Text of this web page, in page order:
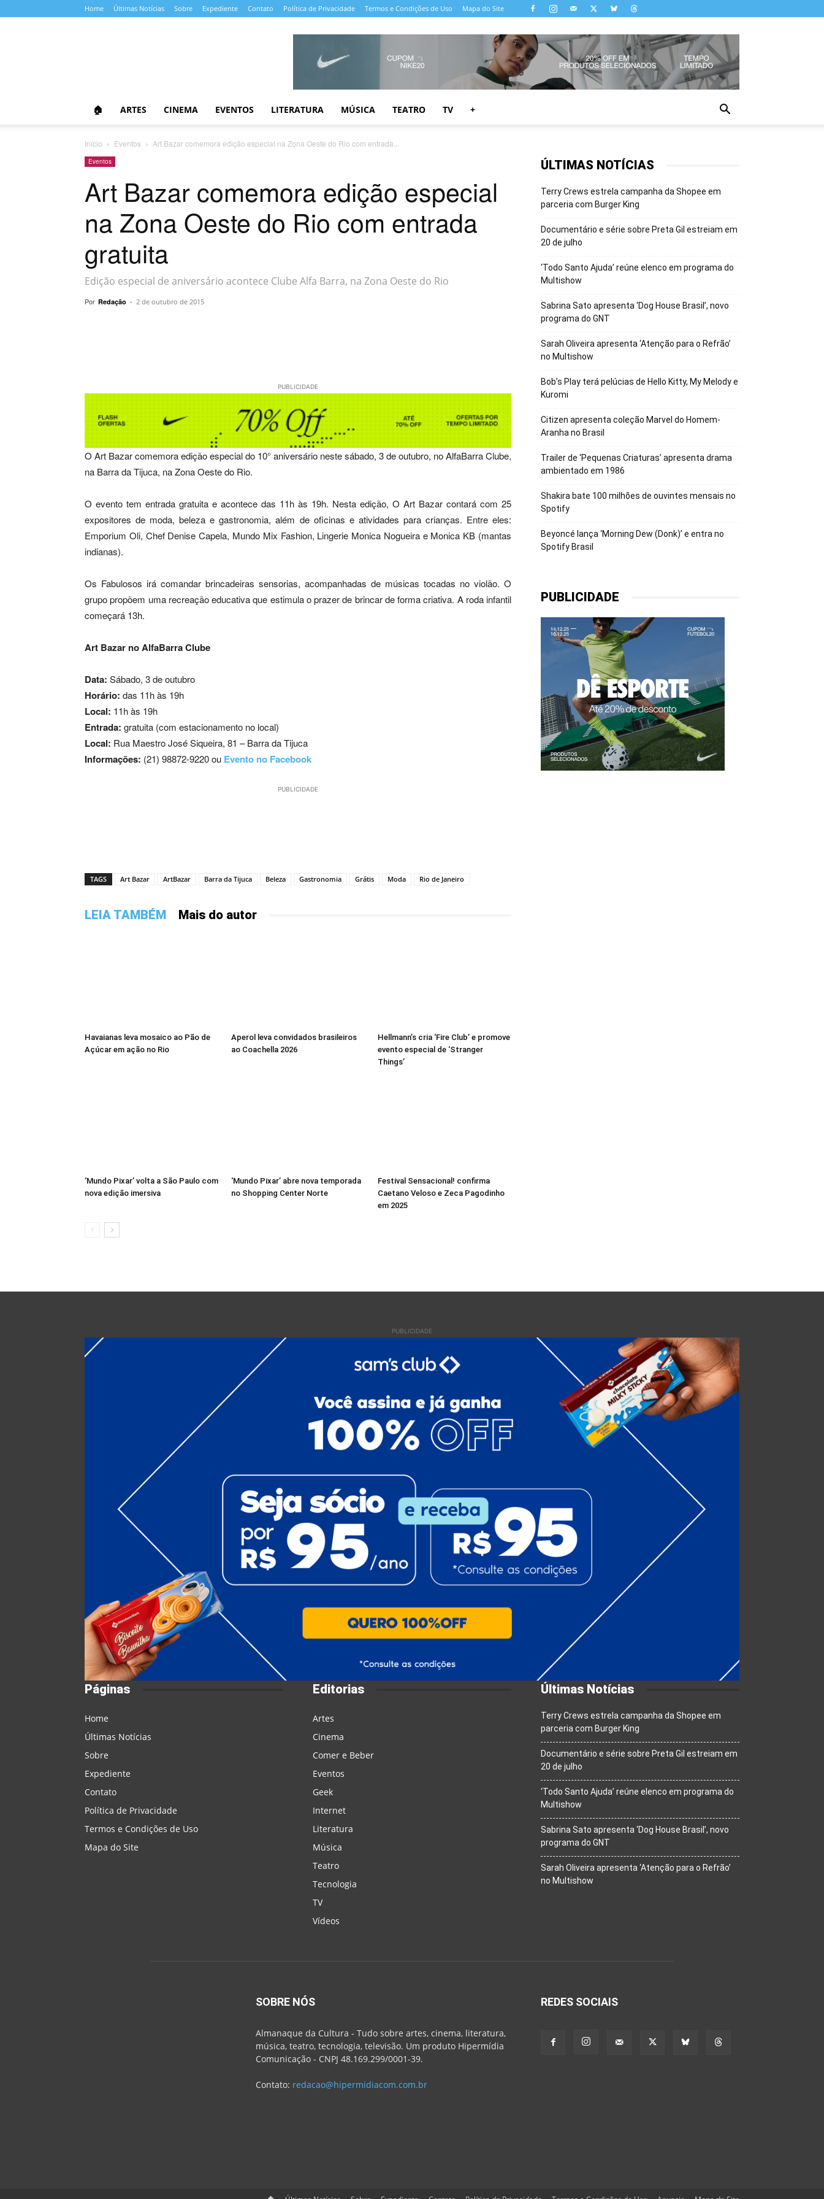
Home Últimas Notícias Sobre Expediente Contato Política de Privacidade Termos e Condições de Uso Mapa do Site
🏠 ARTES CINEMA EVENTOS LITERATURA MÚSICA TEATRO TV +
Início Eventos Art Bazar comemora edição especial na Zona Oeste do Rio com entrada...
Eventos
Art Bazar comemora edição especial
na Zona Oeste do Rio com entrada
gratuita
Edição especial de aniversário acontece Clube Alfa Barra, na Zona Oeste do Rio
Por Redação - 2 de outubro de 2015
PUBLICIDADE
O Art Bazar comemora edição especial do 10° aniversário neste sábado, 3 de outubro, no AlfaBarra Clube,
na Barra da Tijuca, na Zona Oeste do Rio.
O evento tem entrada gratuita e acontece das 11h às 19h. Nesta edição, O Art Bazar contará com 25
expositores de moda, beleza e gastronomia, além de oficinas e atividades para crianças. Entre eles:
Emporium Oli, Chef Denise Capela, Mundo Mix Fashion, Lingerie Monica Nogueira e Monica KB (mantas
indianas).
Os Fabulosos irá comandar brincadeiras sensorias, acompanhadas de músicas tocadas no violão. O
grupo propõem uma recreação educativa que estimula o prazer de brincar de forma criativa. A roda infantil
começará 13h.
Art Bazar no AlfaBarra Clube
Data: Sábado, 3 de outubro
Horário: das 11h às 19h
Local: 11h às 19h
Entrada: gratuita (com estacionamento no local)
Local: Rua Maestro José Siqueira, 81 – Barra da Tijuca
Informações: (21) 98872-9220 ou Evento no Facebook
PUBLICIDADE
TAGS Art Bazar ArtBazar Barra da Tijuca Beleza Gastronomia Grátis Moda Rio de Janeiro
LEIA TAMBÉM Mais do autor
Havaianas leva mosaico ao Pão de
Açúcar em ação no Rio
Aperol leva convidados brasileiros
ao Coachella 2026
Hellmann’s cria ‘Fire Club’ e promove
evento especial de ‘Stranger
Things’
‘Mundo Pixar’ volta a São Paulo com
nova edição imersiva
‘Mundo Pixar’ abre nova temporada
no Shopping Center Norte
Festival Sensacional! confirma
Caetano Veloso e Zeca Pagodinho
em 2025
ÚLTIMAS NOTÍCIAS
Terry Crews estrela campanha da Shopee em
parceria com Burger King
Documentário e série sobre Preta Gil estreiam em
20 de julho
‘Todo Santo Ajuda’ reúne elenco em programa do
Multishow
Sabrina Sato apresenta ‘Dog House Brasil’, novo
programa do GNT
Sarah Oliveira apresenta ‘Atenção para o Refrão’
no Multishow
Bob’s Play terá pelúcias de Hello Kitty, My Melody e
Kuromi
Citizen apresenta coleção Marvel do Homem-
Aranha no Brasil
Trailer de ‘Pequenas Criaturas’ apresenta drama
ambientado em 1986
Shakira bate 100 milhões de ouvintes mensais no
Spotify
Beyoncé lança ‘Morning Dew (Donk)’ e entra no
Spotify Brasil
PUBLICIDADE
PUBLICIDADE
Páginas
Home
Últimas Notícias
Sobre
Expediente
Contato
Política de Privacidade
Termos e Condições de Uso
Mapa do Site
Editorias
Artes
Cinema
Comer e Beber
Eventos
Geek
Internet
Literatura
Música
Teatro
Tecnologia
TV
Vídeos
Últimas Notícias
Terry Crews estrela campanha da Shopee em
parceria com Burger King
Documentário e série sobre Preta Gil estreiam em
20 de julho
‘Todo Santo Ajuda’ reúne elenco em programa do
Multishow
Sabrina Sato apresenta ‘Dog House Brasil’, novo
programa do GNT
Sarah Oliveira apresenta ‘Atenção para o Refrão’
no Multishow
SOBRE NÓS
Almanaque da Cultura - Tudo sobre artes, cinema, literatura,
música, teatro, tecnologia, televisão. Um produto Hipermídia
Comunicação - CNPJ 48.169.299/0001-39.
Contato: redacao@hipermidiacom.com.br
REDES SOCIAIS